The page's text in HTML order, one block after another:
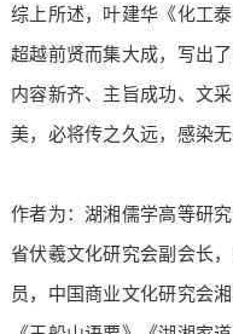
综上所述，叶建华《化工
超越前贤而集大成，写出
内容新齐、主旨成功、文
美，必将传之久远，感染
作者为：湖湘儒学高等研
省伏羲文化研究会副会长
员，中国商业文化研究会